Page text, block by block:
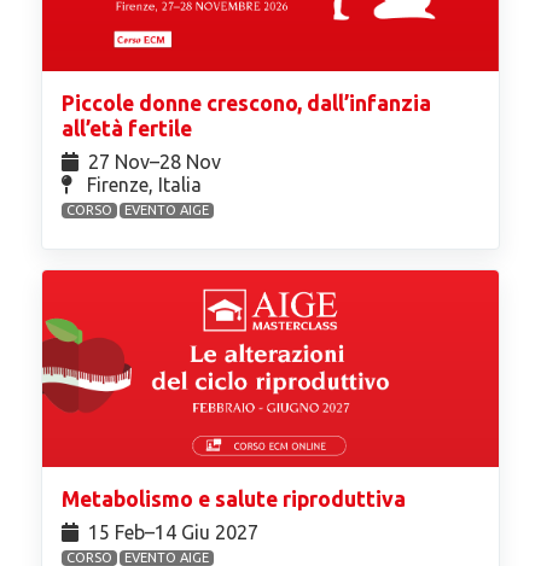
Piccole donne crescono, dall’infanzia
all’età fertile
27 Nov⁠–28 Nov
Firenze, Italia
CORSO EVENTO AIGE
Metabolismo e salute riproduttiva
15 Feb⁠–14 Giu 2027
CORSO EVENTO AIGE